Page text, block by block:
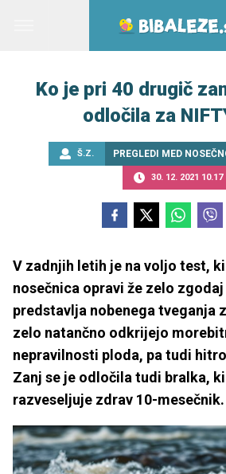
Ko je pri 40 drugič
odločila za
Š.Z. PREGLEDI MED
30. 12. 2021 10.17
V zadnjih letih je na voljo test,
nosečnica opravi že zelo
predstavlja nobenega tveganja
zelo natančno odkrijejo
nepravilnosti ploda, pa tudi
Zanj se je odločila tudi bralka,
razveseljuje zdrav 10-mesečnik.